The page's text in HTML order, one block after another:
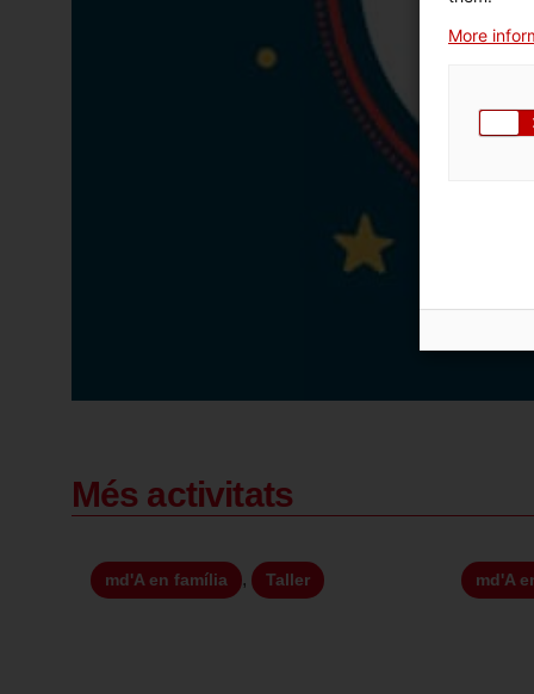
Més activitats
md'A en família , Taller md'A
More